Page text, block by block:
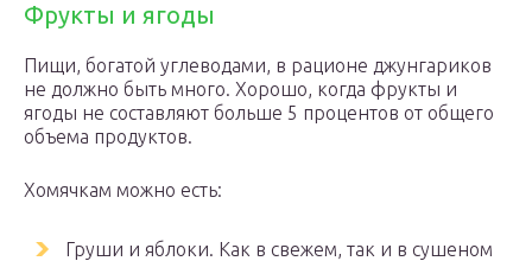
Фрукты и ягоды
Пищи, богатой углеводами, в рационе джунгариков
не должно быть много. Хорошо, когда фрукты и
ягоды не составляют больше 5 процентов от общего
объема продуктов.
Хомячкам можно есть:
Груши и яблоки. Как в свежем, так и в сушеном